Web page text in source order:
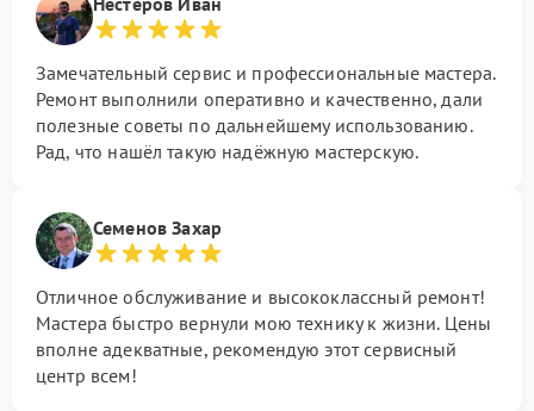
Замечательный сервис и профессиональные мастера.
Ремонт выполнили оперативно и качественно, дали
полезные советы по дальнейшему использованию.
Рад, что нашёл такую надёжную мастерскую.
Семенов Захар
Отличное обслуживание и высококлассный ремонт!
Мастера быстро вернули мою технику к жизни. Цены
вполне адекватные, рекомендую этот сервисный
центр всем!